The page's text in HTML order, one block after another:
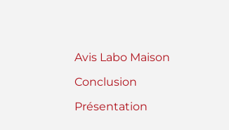
Avis Labo Maison
Conclusion
Présentation